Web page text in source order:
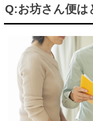
Q:お坊さん便は